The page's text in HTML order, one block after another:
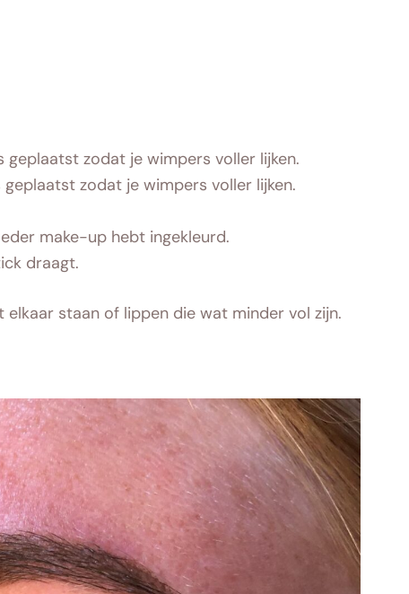
zodat je wimpers voller lijken.
zodat je wimpers voller lijken.
make-up hebt ingekleurd.
draagt.
staan of lippen die wat minder vol zijn.